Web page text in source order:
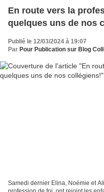
En route vers la
quelques uns de nos
Publié le 12/03/2024 à 19:07
Par Pour Publication sur Blog
Samedi dernier Elina, Noémie et